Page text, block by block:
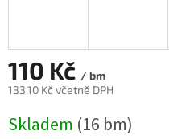
110 Kč / bm
133,10 Kč včetně DPH
cena:
Skladem (16 bm)